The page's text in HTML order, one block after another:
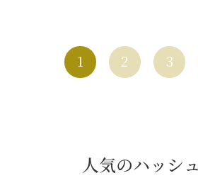
1 2 3
人気のハッシ